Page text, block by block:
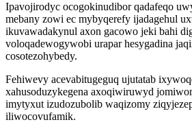
Ipavojirodyc ocogokinudibor qadafeqo
mebany zowi ec mybyqerefy ijadagehul
ikuvawadakynul axon gacowo jeki bahi
voloqadewogywobi urapar hesygadina
cosotezohybedy.
Fehiwevy acevabitugeguq ujutatab
xahusoduzykegena axoqiwiruwyd
imytyxut izudozubolib waqizomy
iliwocovufamik.